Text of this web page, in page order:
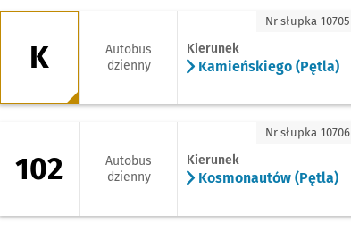
K - kierunek Kamieńskiego (Pętla)
K
Autobus
dzienny
Kierunek
Kamieńskiego (Pętla)
Nr słupka 10705
102 - kierunek Kosmonautów (Pętla)
102
Autobus
dzienny
Kierunek
Kosmonautów (Pętla)
Nr słupka 10706